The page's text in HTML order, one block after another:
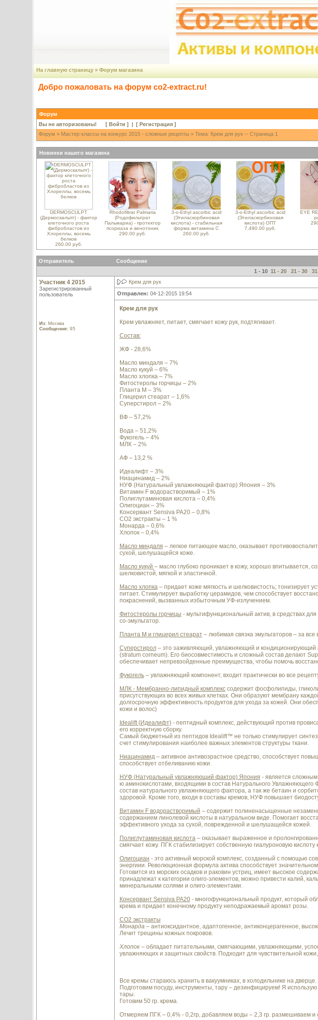
На главную страницу» Форум магазина
Добро пожаловать на форум co2-extract.ru!
Форум
Вы не авторизованы! [ Войти ] | [ Регистрация]
Форум » Мастер-классы на конкурс 2015 - сложные рецепты » Тема: Крем для рук -- Страница 1
Новинки нашего магазина
DERMOSCULPT
(Дермоскальпт) - фактор
клеточного роста
фибробластов из
Хлореллы, восемь
белков
260.00 руб.
Rhodofiltrat Palmaria
(Родофильтрат
Пальмариа) - протектор
псориаза и венотоник
290.00 руб.
3-o-Ethyl ascorbic acid
(Этиласкорбиновая
кислота) - стабильная
форма витамина С
260.00 руб.
3-o-Ethyl ascorbic acid
(Этиласкорбиновая
кислота) ОПТ
7,490.00 руб.
EYE
Отправитель
Сообщение
1 - 10 11 - 20 21 - 30
Участник 4 2015
Зарегистрированный
пользователь
Из:Москва
Сообщения:95
Крем для рук
Отправлен: 04-12-2015 19:54
Крем для рук
Крем увлажняет, питает, смягчает кожу рук, подтягивает.
Состав:
ЖФ - 28,6%
Масло миндаля – 7%
Масло кукуй – 6%
Масло хлопка – 7%
Фитостеролы горчицы – 2%
Планта М – 3%
Глицерил стеарат – 1,6%
Суперстирол – 2%
ВФ – 57,2%
Вода – 51,2%
Фукогель – 4%
МЛК – 2%
АФ – 13,2 %
Идеалифт – 3%
Ниацинамид – 2%
НУФ (Натуральный увлажняющий фактор) Япония – 3%
Витамин F водорастворимый – 1%
Полиглутаминовая кислота – 0,4%
Олигоциан – 3%
Консервант Sensiva PA20 – 0,8%
СО2 экстракты – 1 %
Монарда – 0,6%
Хлопок – 0,4%
Масло миндаля – легкое питающее масло, оказывает
сухой, шелушащейся коже.
Масло кукуй – масло глубоко проникает в кожу, хорошо впитывается,
шелковистой, мягкой и эластичной.
Масло хлопка– придает коже мягкость и шелковистость; тонизирует
питает. Стимулирует выработку церамидов, чем способствует
покраснений, вызванных избыточным УФ-излучением.
Фитостеролы горчицы - мультифункциональный актив, в средствах
со-эмульгатор.
Планта М и глицерил стеарат– любимая связка эмульгаторов – за
Суперстирол– это заживляющий, увлажняющий и кондиционирующий
(stratum corneum). Его биосовместимость и сложный состав делают
обеспечивает непревзойденные преимущества, чтобы помочь
Фукогель– увлажняющий компонент, входит практически во все
МЛК - Мембранно-липидный комплекссодержит фосфолипиды,
присутствующих во всех живых клетках. Они образуют мембрану
долгосрочную эффективность продуктов для ухода за кожей. Они
кожи и волос)
Idealift (Идеалифт)- пептидный комплекс, действующий против
его корректную сборку.
Самый бюджетный из пептидов Idealift™ не только стимулирует синтез
счет стимулирования наиболее важных элементов структуры ткани.
Ниацинамид– активное антивозрастное средство, способствует
способствует отбеливанию кожи.
НУФ (Натуральный увлажняющий фактор) Япония - является
ю аминокислотами, входящими в состав Натурального Увлажняющего
состав натурального увлажняющего фактора, а так же бетаин и
здоровой. Кроме того, входя в составы кремов, НУФ повышает
Витамин F водорастворимый – содержит полиненасыщенные
содержанием линолевой кислоты в натуральном виде. Помогает
эффективного ухода за сухой, поврежденной и шелушащейся кожей.
Полиглутаминовая кислота– оказывает выраженное и
смягчает кожу. ПГК стабилизирует собственную гиалуроновую кислоту
Олигоциан - это активный морской комплекс, созданный с помощью
энергиии. Революционная формула актива способствует
Готовится из морских осадков и раковин устриц, имеет высокое
принадлежат к категории олиго-элементов, можно привести калий,
минеральными солями и олиго-элементами.
Консервант Sensiva PA20- многофункциональный продукт, который
крема и придает конечному продукту неподражаемый аромат розы.
СО2 экстракты
Монарда– антиоксидантное, адаптогенное, антиконцерагенное,
Лечит трещины кожных покровов.
Хлопок– обладает питательными, смягчающими, увлажняющими,
увлажняющих и защитных свойств. Подходит для чувствительной
Все кремы стараюсь хранить в вакуумниках, в холодильнике на
Подготовим посуду, инструменты, тару – дезинфицируем! Я
тары.
Готовим 50 гр. крема.
Отмеряем ПГК – 0,4% - 0,2гр, добавляем воды – 2,3 гр. размешиваем и